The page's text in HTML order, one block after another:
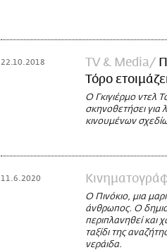
22.10.2018 TV & Media
Τόρο
Ο Γκιγιέρμο ντελ
σκηνοθετήσει για
κινουμένων
11.6.2020
Ο Πινόκιο, μια
άνθρωπος. Ο
περιπλανηθεί και
ταξίδι της
νεράιδα.